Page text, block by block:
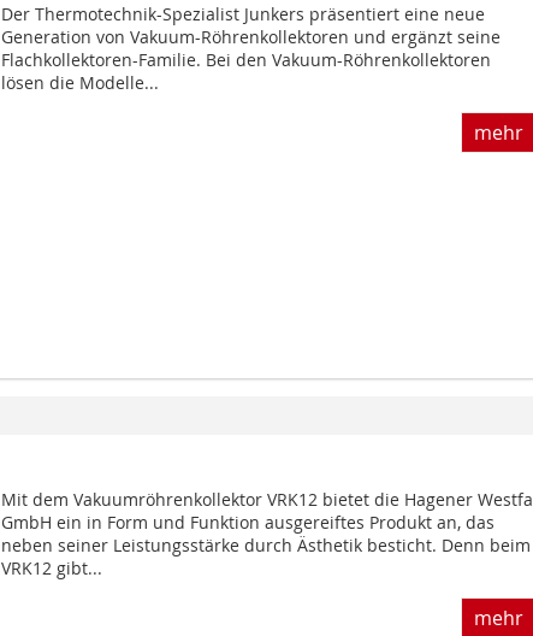
Der Thermotechnik-Spezialist Junkers präsentiert eine neue
Generation von Vakuum-Röhrenkollektoren und ergänzt seine
Flachkollektoren-Familie. Bei den Vakuum-Röhrenkollektoren
lösen die Modelle...
mehr
Mit dem Vakuumröhrenkollektor VRK12 bietet die Hagener Westfa
GmbH ein in Form und Funktion ausgereiftes Produkt an, das
neben seiner Leistungsstärke durch Ästhetik besticht. Denn beim
VRK12 gibt...
mehr